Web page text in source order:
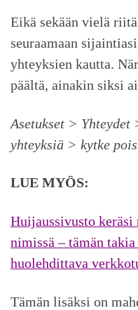
Eikä sekään vielä
seuraamaan
yhteyksien kautta.
päältä, ainakin siksi
Asetukset >
yhteyksiä > kytke
LUE MYÖS:
Huijaussivusto keräsi
nimissä – tämän
huolehdittava
Tämän lisäksi on